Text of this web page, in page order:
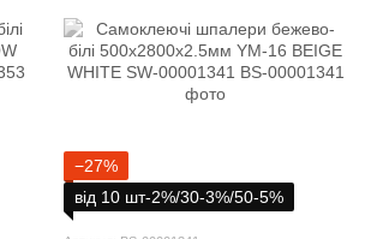
−27%
від 10 шт-2%/30-3%/50-5%